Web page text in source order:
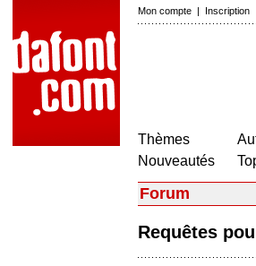
Mon compte | Inscription
Thèmes
Nouveautés
Forum
Requêtes